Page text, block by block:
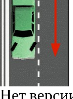
Нет